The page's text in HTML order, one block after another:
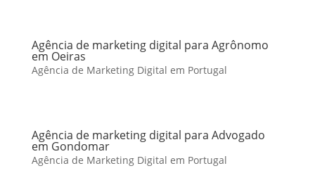
Agência de marketing digital para Agrônomo
em Oeiras
Agência de Marketing Digital em Portugal
Agência de marketing digital para Advogado
em Gondomar
Agência de Marketing Digital em Portugal